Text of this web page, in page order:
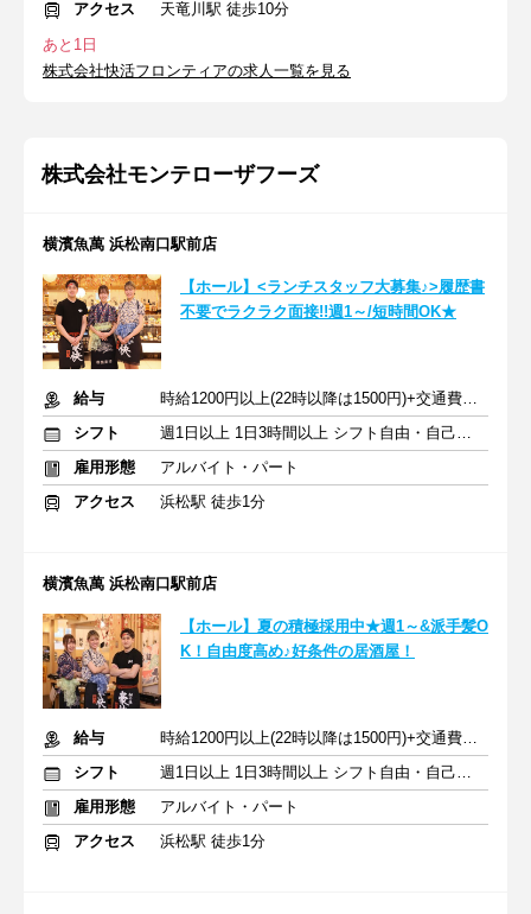
アクセス
天竜川駅 徒歩10分
あと1日
株式会社快活フロンティアの求人一覧を見る
株式会社モンテローザフーズ
横濱魚萬 浜松南口駅前店
【ホール】<ランチスタッフ大募集♪>履歴書
不要でラクラク面接!!週1～/短時間OK★
給与
時給1200円以上(22時以降は1500円)+交通費規定内支給
シフト
週1日以上 1日3時間以上 シフト自由・自己申告
雇用形態
アルバイト・パート
アクセス
浜松駅 徒歩1分
横濱魚萬 浜松南口駅前店
【ホール】夏の積極採用中★週1～&派手髪O
K！自由度高め♪好条件の居酒屋！
給与
時給1200円以上(22時以降は1500円)+交通費規定内支給
シフト
週1日以上 1日3時間以上 シフト自由・自己申告
雇用形態
アルバイト・パート
アクセス
浜松駅 徒歩1分